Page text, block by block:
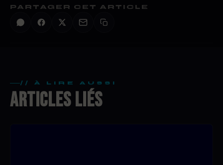
PARTAGER CET ARTICLE
// À LIRE AUSSI
ARTICLES LIÉS